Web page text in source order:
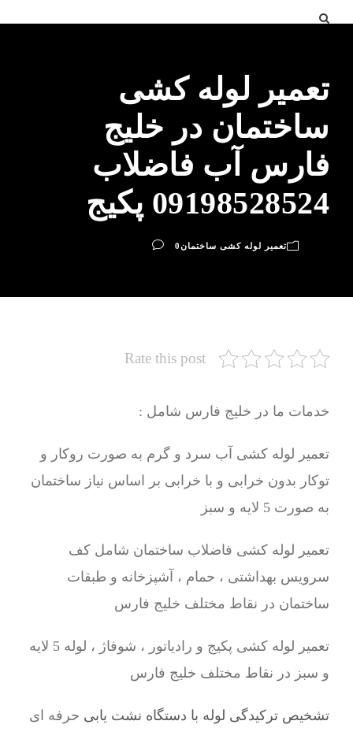
تعمیر لوله کشی
ساختمان در خلیج
فارس آب فاضلاب
09198528524 پکیج
تعمیر لوله کشی ساختمان0
Rate this post
خدمات ما در خلیج فارس شامل :
تعمیر لوله کشی آب سرد و گرم به صورت روکار و
توکار بدون خرابی و با خرابی بر اساس نیاز ساختمان
به صورت 5 لایه و سبز
تعمیر لوله کشی فاضلاب ساختمان شامل کف
سرویس بهداشتی ، حمام ، آشپزخانه و طبقات
ساختمان در نقاط مختلف خلیج فارس
تعمیر لوله کشی پکیج و رادیاتور ، شوفاژ ، لوله 5 لایه
و سبز در نقاط مختلف خلیج فارس
تشخیص ترکیدگی لوله با دستگاه نشت یابی حرفه ای